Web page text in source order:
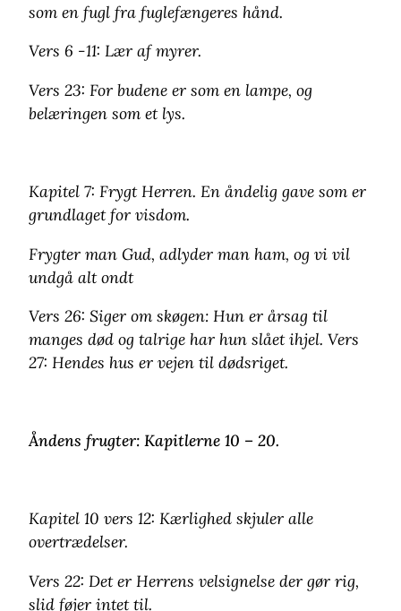
som en fugl fra fuglefængeres hånd.
Vers 6 -11: Lær af myrer.
Vers 23: For budene er som en lampe, og
belæringen som et lys.
Kapitel 7: Frygt Herren. En åndelig gave som er
grundlaget for visdom.
Frygter man Gud, adlyder man ham, og vi vil
undgå alt ondt
Vers 26: Siger om skøgen: Hun er årsag til
manges død og talrige har hun slået ihjel. Vers
27: Hendes hus er vejen til dødsriget.
Åndens frugter: Kapitlerne 10 – 20.
Kapitel 10 vers 12: Kærlighed skjuler alle
overtrædelser.
Vers 22: Det er Herrens velsignelse der gør rig,
slid føjer intet til.